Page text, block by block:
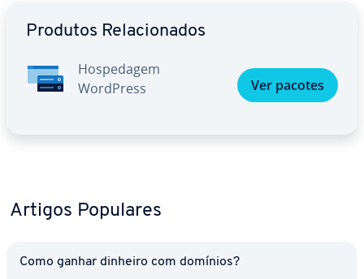
Produtos Re­la­ci­o­na­dos
Hos­pe­da­gem
WordPress
Ver pacotes
Artigos Populares
Como ganhar dinheiro com domínios?